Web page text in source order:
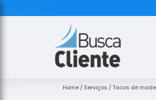
Home Serviços Tacos de